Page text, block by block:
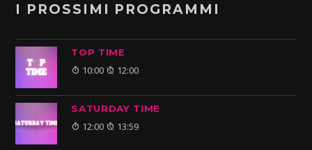
I PROSSIMI PROGRAMMI
TOP TIME
10:00 12:00
SATURDAY TIME
12:00 13:59